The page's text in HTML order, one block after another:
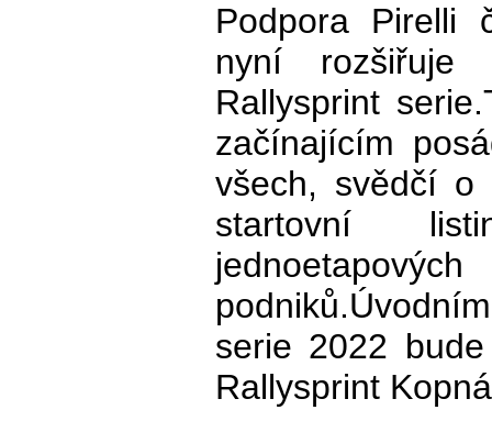
Podpora Pirelli
nyní rozšiřuje
Rallysprint
začínajícím
všech, svědčí o
startovní
serie 2022
Rallysprint